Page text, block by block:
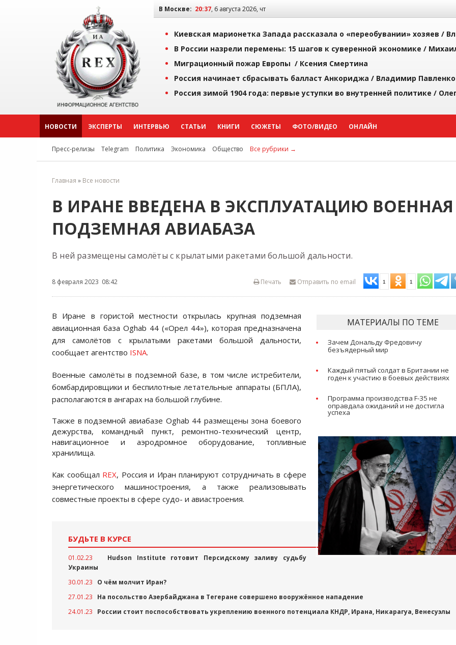
В Москве: 20:37, 6 августа 2026, чт
Киевская марионетка Запада рассказала о «переобувании» хозяев /
В России назрели перемены: 15 шагов к суверенной экономике /
Миграционный пожар Европы / Ксения Смертина
Россия начинает сбрасывать балласт Анкориджа / Владимир Павленко
Россия зимой 1904 года: первые уступки во внутренней политике /
НОВОСТИ ЭКСПЕРТЫ ИНТЕРВЬЮ СТАТЬИ КНИГИ СЮЖЕТЫ ФОТО/ВИДЕО ОНЛАЙН
Пресс-релизы Telegram Политика Экономика Общество Все рубрики →
Главная » Все новости
В ИРАНЕ ВВЕДЕНА В ЭКСПЛУАТАЦИЮ ВОЕННАЯ
ПОДЗЕМНАЯ АВИАБАЗА
В ней размещены самолёты с крылатыми ракетами большой дальности.
8 февраля 2023 08:42 Отправить по email 1 1
Печать
МАТЕРИАЛЫ ПО ТЕМЕ
Зачем Дональду Фредовичу
безъядерный мир
Каждый пятый солдат в Британии не
годен к участию в боевых действиях
Программа производства F-35 не
оправдала ожиданий и не достигла
успеха
В Иране в гористой местности открылась крупная подземная
авиационная база Oghab 44 («Орел 44»), которая предназначена
для самолётов с крылатыми ракетами большой дальности,
сообщает агентство ISNA.
Военные самолёты в подземной базе, в том числе истребители,
бомбардировщики и беспилотные летательные аппараты (БПЛА),
располагаются в ангарах на большой глубине.
Также в подземной авиабазе Oghab 44 размещены зона боевого
дежурства, командный пункт, ремонтно-технический центр,
навигационное и аэродромное оборудование, топливные
хранилища.
Как сообщал REX, Россия и Иран планируют сотрудничать в сфере
энергетического машиностроения, а также реализовывать
совместные проекты в сфере судо- и авиастроения.
БУДЬТЕ В КУРСЕ
01.02.23
Hudson Institute готовит Персидскому заливу судьбу
Украины
30.01.23
О чём молчит Иран?
27.01.23
На посольство Азербайджана в Тегеране совершено вооружённое нападение
24.01.23
России стоит поспособствовать укреплению военного потенциала КНДР, Ирана, Никарагуа, Венесуэлы